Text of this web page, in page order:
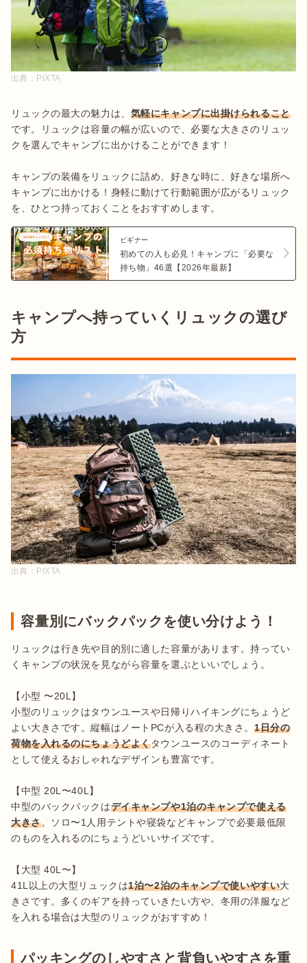
出典： PIXTA
リュックの最大の魅力は、 気軽にキャンプに出掛けられること
です。リュックは容量の幅が広いので、必要な大きさのリュッ
クを選んでキャンプに出かけることができます！
キャンプの装備をリュックに詰め、好きな時に、好きな場所へ
キャンプに出かける！身軽に動けて行動範囲が広がるリュック
を、ひとつ持っておくことをおすすめします。
ビギナー
初めての人も必見！キャンプに「必要な
持ち物」46選【2026年最新】
キャンプへ持っていくリュックの選び
方
出典： PIXTA
容量別にバックパックを使い分けよう！
リュックは行き先や目的別に適した容量があります。持ってい
くキャンプの状況を見ながら容量を選ぶといいでしょう。
【小型 〜20L】
小型のリュックはタウンユースや日帰りハイキングにちょうど
よい大きさです。縦幅はノートPCが入る程の大きさ。 1日分の
荷物を入れるのにちょうどよくタウンユースのコーディネート
として使えるおしゃれなデザインも豊富です。
【中型 20L〜40L】
中型のバックパックはデイキャンプや1泊のキャンプで使える
大きさ。ソロ〜1人用テントや寝袋などキャンプで必要最低限
のものを入れるのにちょうどいいサイズです。
【大型 40L〜】
41L以上の大型リュックは1泊〜2泊のキャンプで使いやすい大
きさです。多くのギアを持っていきたい方や、冬用の洋服など
を入れる場合は大型のリュックがおすすめ！
パッキングのしやすさと背負いやすさを重